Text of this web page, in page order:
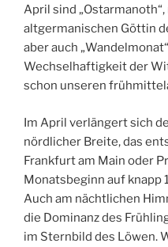
April sind „Ostarmanoth“,
altgermanischen Göttin
aber auch
Wechselhaftigkeit der
schon unseren
Im April verlängert sich
nördlicher Breite, das
Frankfurt am Main oder
Monatsbeginn auf knapp
Auch am nächtlichen
die Dominanz des
im Sternbild des Löwen.